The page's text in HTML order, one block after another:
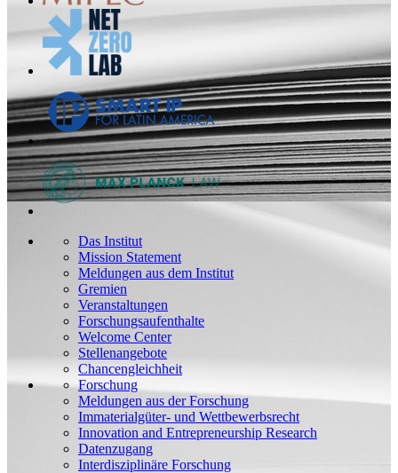
Das Institut
Mission Statement
Meldungen aus dem Institut
Gremien
Veranstaltungen
Forschungsaufenthalte
Welcome Center
Stellenangebote
Chancengleichheit
Forschung
Meldungen aus der Forschung
Immaterialgüter- und Wettbewerbsrecht
Innovation and Entrepreneurship Research
Datenzugang
Interdisziplinäre Forschung